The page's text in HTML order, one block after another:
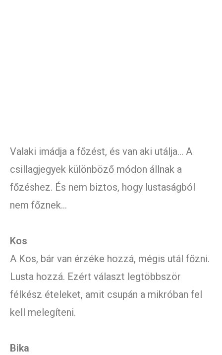
Valaki imádja a főzést, és van aki utálja… A
csillagjegyek különböző módon állnak a
főzéshez. És nem biztos, hogy lustaságból
nem főznek…
Kos
A Kos, bár van érzéke hozzá, mégis utál főzni.
Lusta hozzá. Ezért választ legtöbbször
félkész ételeket, amit csupán a mikróban fel
kell melegíteni.
Bika